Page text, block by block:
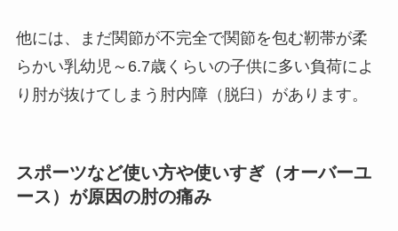
他には、まだ関節が不完全で関節を包む靭帯が柔
らかい乳幼児～6.7歳くらいの子供に多い負荷によ
り肘が抜けてしまう肘内障（脱臼） があります。
スポーツなど使い方や使いすぎ（オーバーユ
ース）が原因の肘の痛み